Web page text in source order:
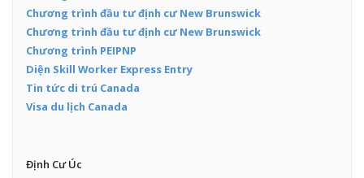
Chương trình đầu tư định cư New Brunswick
Chương trình đầu tư định cư New Brunswick
Chương trình PEIPNP
Diện Skill Worker Express Entry
Tin tức di trú Canada
Visa du lịch Canada
Định Cư Úc